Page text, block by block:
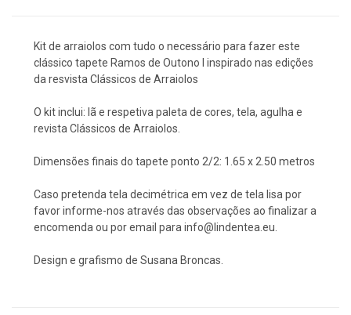
Kit de arraiolos com tudo o necessário para fazer este
clássico tapete Ramos de Outono I inspirado nas edições
da resvista Clássicos de Arraiolos
O kit inclui: lã e respetiva paleta de cores, tela, agulha e
revista Clássicos de Arraiolos.
Dimensões finais do tapete ponto 2/2: 1.65 x 2.50 metros
Caso pretenda tela decimétrica em vez de tela lisa por
favor informe-nos através das observações ao finalizar a
encomenda ou por email para info@lindentea.eu.
Design e grafismo de Susana Broncas.